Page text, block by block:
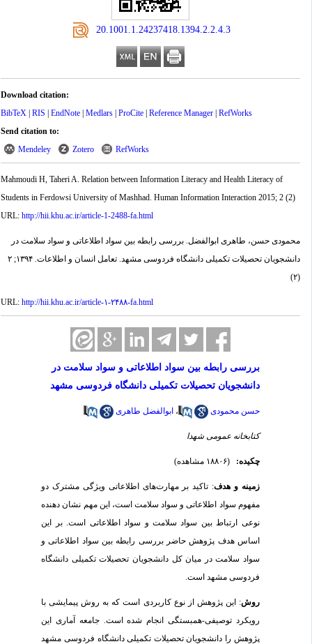
‎ 20.1001.1.24237418.1394.2.2.4.3
Download citation:
BibTeX|RIS|EndNote|Medlars|ProCite|Reference Manager|RefWorks
Send citation to:
Mendeley
Zotero RefWorks
Mahmoudi H, Taheri A. Relation between Information Literacy and Health Literacy of
Students in Ferdowsi University of Mashhad. Human Information Interaction 2015; 2 (2)
URL:http://hii.khu.ac.ir/article-1-2488-fa.html
محمودی حسن، طاهری ابوالفضل. بررسی رابطه بین سواد اطلاعاتی و سواد سلامت در
دانشجویان تحصیلات تکمیلی دانشگاه فردوسی مشهد. تعامل انسان و اطلاعات. ۱۳۹۴; ۲
URL:http://hii.khu.ac.ir/article-۱-۲۴۸۸-fa.html
بررسی رابطه بین سواد اطلاعاتی و سواد سلامت در
دانشجویان تحصیلات تکمیلی دانشگاه فردوسی مشهد
حسن محمودی ، ابوالفضل طاهری
کتابخانه عمومی شهدا
چکیده: (۱۸۸۰۶ مشاهده)
زمینه و هدف: تاکید بر مهارت‌های اطلاعاتی ویژگی مشترک دو
مفهوم سواد اطلاعاتی و سواد سلامت است، این مهم نشان دهنده
نوعی ارتباط بین سواد سلامت و سواد اطلاعاتی است. بر این
اساس هدف پژوهش حاضر بررسی رابطه بین سواد اطلاعاتی و
سواد سلامت در میان کل دانشجویان تحصیلات تکمیلی دانشگاه
فردوسی مشهد است.
روش: این پژوهش از نوع کاربردی است که به روش پیمایشی با
رویکرد توصیفی-همبستگی انجام شده است. جامعه آماری این
پژوهش را دانشجویان تحصیلات تکمیلی دانشگاه فردوسی مشهد